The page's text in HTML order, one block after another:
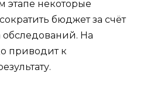
этапе некоторые
бюджет за счёт
На
приводит к